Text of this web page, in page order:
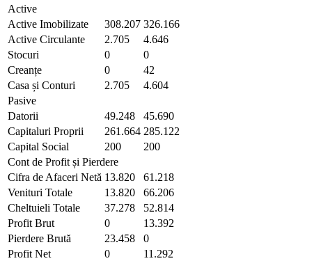
Active
Active Imobilizate
308.207 326.166
Active Circulante
2.705
4.646
Stocuri
0
0
Creanțe
0
42
Casa și Conturi
2.705
4.604
Pasive
Datorii
49.248
45.690
Capitaluri Proprii
261.664 285.122
Capital Social
200
200
Cont de Profit și Pierdere
Cifra de Afaceri Netă 13.820
61.218
Venituri Totale
13.820
66.206
Cheltuieli Totale
37.278
52.814
Profit Brut
0
13.392
Pierdere Brută
23.458
0
Profit Net
0
11.292